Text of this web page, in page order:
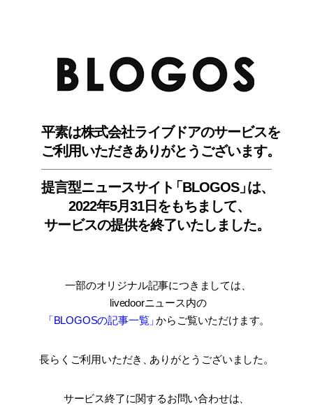
平素は株式会社ライブドアのサービスを
ご利用いただきありがとうございます。
提言型ニュースサイ ト「BLOGOS」は、
2022年5月31日をもちまして、
サービスの提供を終了いたしました。
一部のオリジナル記事につきましては
livedoorニュース内の
「BLOGOSの記事一覧」からご覧いただけます。
長らくご利用いただき ありがとうございました。
サービス終了に関するお問い合わせは、